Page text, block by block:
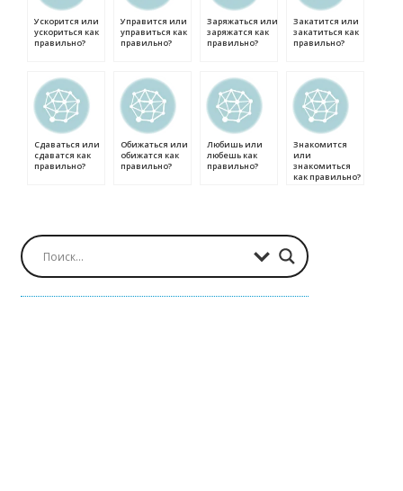
Ускорится или
ускориться как
правильно?
Управится или
управиться как
правильно?
Заряжаться или
заряжатся как
правильно?
Закатится или
закатиться как
правильно?
Сдаваться или
сдаватся как
правильно?
Обижаться или
обижатся как
правильно?
Любишь или
любешь как
правильно?
Знакомится
или
знакомиться
как правильно?